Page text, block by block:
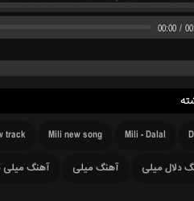
00:00 /
Mili - Dalal
Mili new song
track
دلال میلی
آهنگ میلی آهنگ میلی